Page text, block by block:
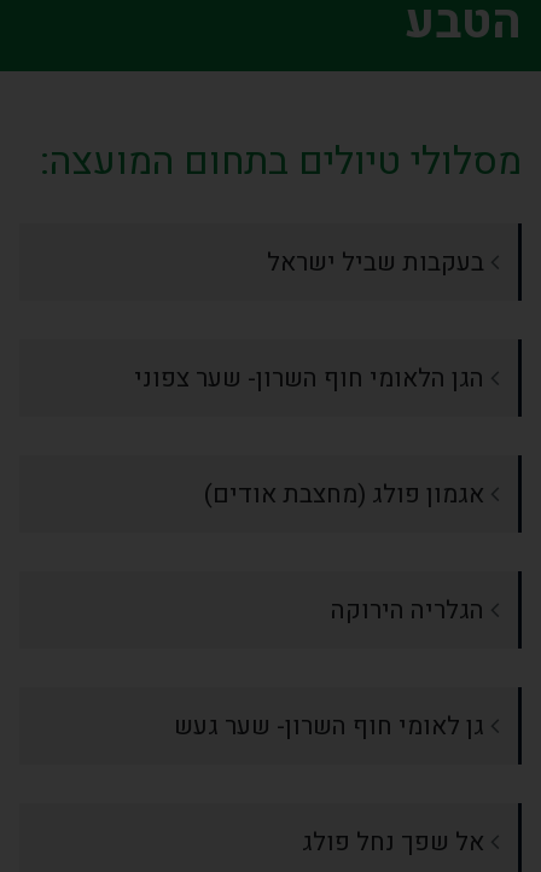
הטבע
מסלולי טיולים בתחום המועצה:
בעקבות שביל ישראל
הגן הלאומי חוף השרון- שער צפוני
אגמון פולג (מחצבת אודים)
הגלריה הירוקה
גן לאומי חוף השרון- שער געש
אל שפך נחל פולג